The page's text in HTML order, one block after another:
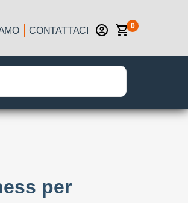
CONTATTACI 0
per